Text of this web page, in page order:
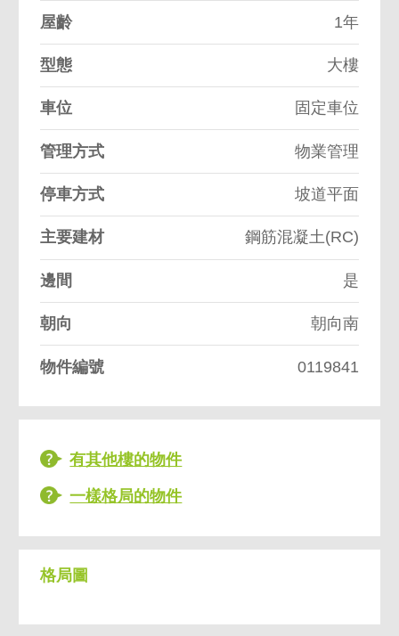
屋齡 1年
型態 大樓
車位 固定車位
管理方式 物業管理
停車方式 坡道平面
主要建材 鋼筋混凝土(RC)
邊間 是
朝向 朝向南
物件編號 0119841
有其他樓的物件
一樣格局的物件
格局圖